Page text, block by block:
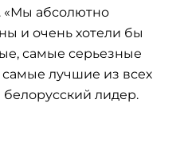
«Мы абсолютно
и очень хотели бы
самые серьезные
лучшие из всех
лидер.